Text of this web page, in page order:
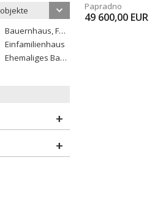
Bauernhaus, Ferienhaus
Einfamilienhaus
Ehemaliges Bauerngut
Papradno
49 600,00 EUR